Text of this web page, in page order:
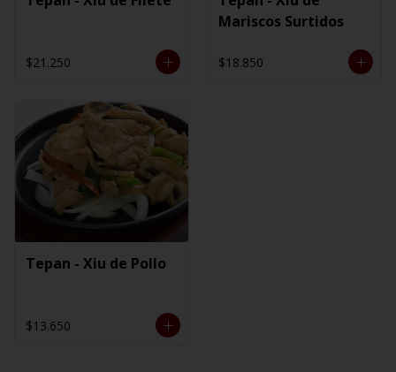
$21.250
Mariscos Surtidos
$18.850
Tepan - Xiu de Pollo
$13.650